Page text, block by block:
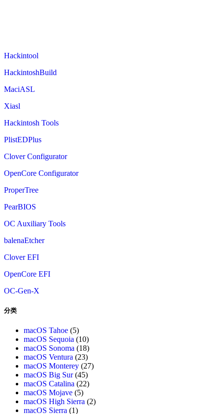
Hackintool
HackintoshBuild
MaciASL
Xiasl
Hackintosh Tools
PlistEDPlus
Clover Configurator
OpenCore Configurator
ProperTree
PearBIOS
OC Auxiliary Tools
balenaEtcher
Clover EFI
OpenCore EFI
OC-Gen-X
分类
macOS Tahoe (5)
macOS Sequoia (10)
macOS Sonoma (18)
macOS Ventura (23)
macOS Monterey (27)
macOS Big Sur(45)
macOS Catalina (22)
macOS Mojave (5)
macOS High Sierra (2)
macOS Sierra (1)